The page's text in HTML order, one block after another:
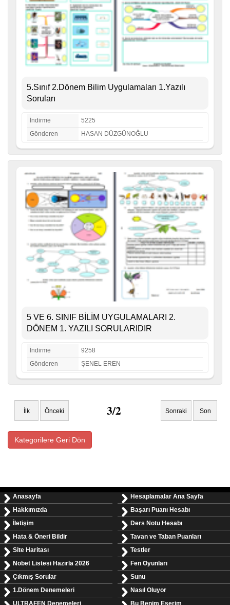
5.Sınıf 2.Dönem Bilim Uygulamaları 1.Yazılı
Soruları
İndirme
5225
Gönderen
HASAN DÜZGÜNOĞLU
5 VE 6. SINIF BİLİM UYGULAMALARI 2.
DÖNEM 1. YAZILI SORULARIDIR
İndirme
9258
Gönderen
ŞENEL EREN
İlk Önceki 3/2 Sonraki Son
Kategorilere Geri Dön
Anasayfa
Hakkımızda
İletişim
Hata & Öneri Bildir
Site Haritası
Nöbet Listesi Hazırla 2026
Çıkmış Sorular
1.Dönem Denemeleri
Hesaplamalar Ana Sayfa
Başarı Puanı Hesabı
Ders Notu Hesabı
Tavan ve Taban Puanları
Testler
Fen Oyunları
Sunu
Nasıl Oluyor